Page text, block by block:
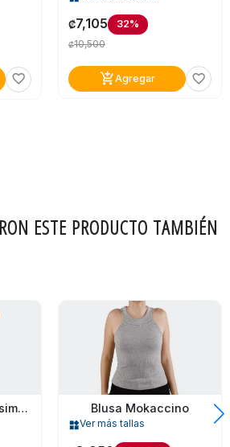
favorite_border
₡7,105 32%
₡10,500
add_shopping_cartAgregar favorite_border
ESTE PRODUCTO TAMBIÉN
Blusa Con Escote Asimétrico Naked Zebra Para Mujer Blusa Mokaccino
widgetsVer más tallas